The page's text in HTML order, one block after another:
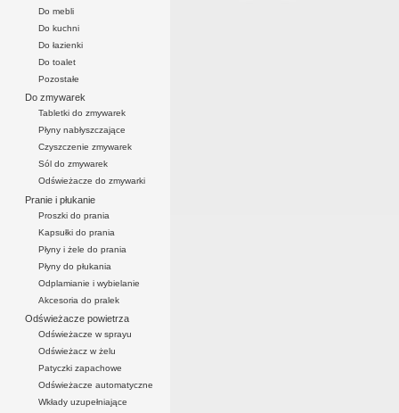
Do mebli
Do kuchni
Do łazienki
Do toalet
Pozostałe
Do zmywarek
Tabletki do zmywarek
Płyny nabłyszczające
Czyszczenie zmywarek
Sól do zmywarek
Odświeżacze do zmywarki
Pranie i płukanie
Proszki do prania
Kapsułki do prania
Płyny i żele do prania
Płyny do płukania
Odplamianie i wybielanie
Akcesoria do pralek
Odświeżacze powietrza
Odświeżacze w sprayu
Odświeżacz w żelu
Patyczki zapachowe
Odświeżacze automatyczne
Wkłady uzupełniające